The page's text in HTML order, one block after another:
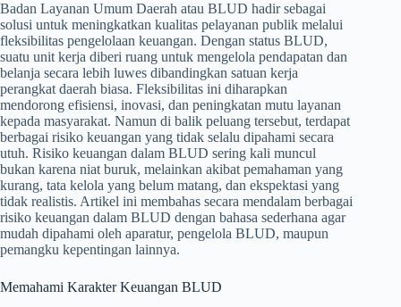
Badan Layanan Umum Daerah atau BLUD hadir sebagai
solusi untuk meningkatkan kualitas pelayanan publik melalui
fleksibilitas pengelolaan keuangan. Dengan status BLUD,
suatu unit kerja diberi ruang untuk mengelola pendapatan dan
belanja secara lebih luwes dibandingkan satuan kerja
perangkat daerah biasa. Fleksibilitas ini diharapkan
mendorong efisiensi, inovasi, dan peningkatan mutu layanan
kepada masyarakat. Namun di balik peluang tersebut, terdapat
berbagai risiko keuangan yang tidak selalu dipahami secara
utuh. Risiko keuangan dalam BLUD sering kali muncul
bukan karena niat buruk, melainkan akibat pemahaman yang
kurang, tata kelola yang belum matang, dan ekspektasi yang
tidak realistis. Artikel ini membahas secara mendalam berbagai
risiko keuangan dalam BLUD dengan bahasa sederhana agar
mudah dipahami oleh aparatur, pengelola BLUD, maupun
pemangku kepentingan lainnya.
Memahami Karakter Keuangan BLUD